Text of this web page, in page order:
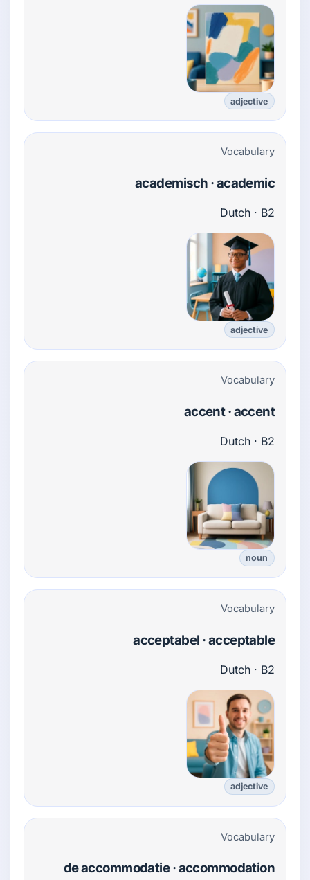
adjective
Vocabulary
academisch · academic
Dutch · B2
adjective
Vocabulary
accent · accent
Dutch · B2
noun
Vocabulary
acceptabel · acceptable
Dutch · B2
adjective
Vocabulary
de accommodatie · accommodation